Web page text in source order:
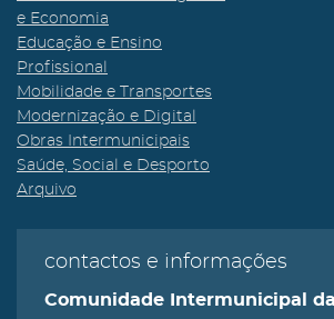
e Economia
Educação e Ensino
Profissional
Mobilidade e Transportes
Modernização e Digital
Obras Intermunicipais
Saúde, Social e Desporto
Arquivo
contactos e informações
Comunidade Intermunicipal da